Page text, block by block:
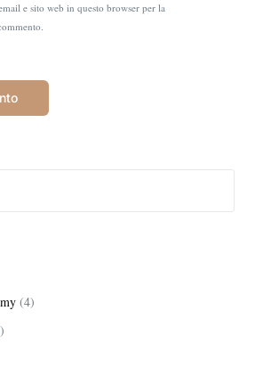
e sito web in questo browser per la
(4)